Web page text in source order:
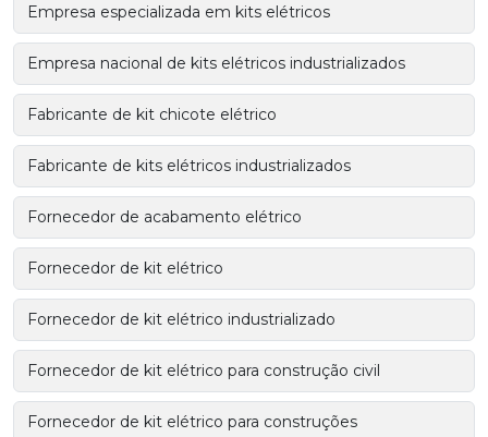
Empresa especializada em kits elétricos
Empresa nacional de kits elétricos industrializados
Fabricante de kit chicote elétrico
Fabricante de kits elétricos industrializados
Fornecedor de acabamento elétrico
Fornecedor de kit elétrico
Fornecedor de kit elétrico industrializado
Fornecedor de kit elétrico para construção civil
Fornecedor de kit elétrico para construções